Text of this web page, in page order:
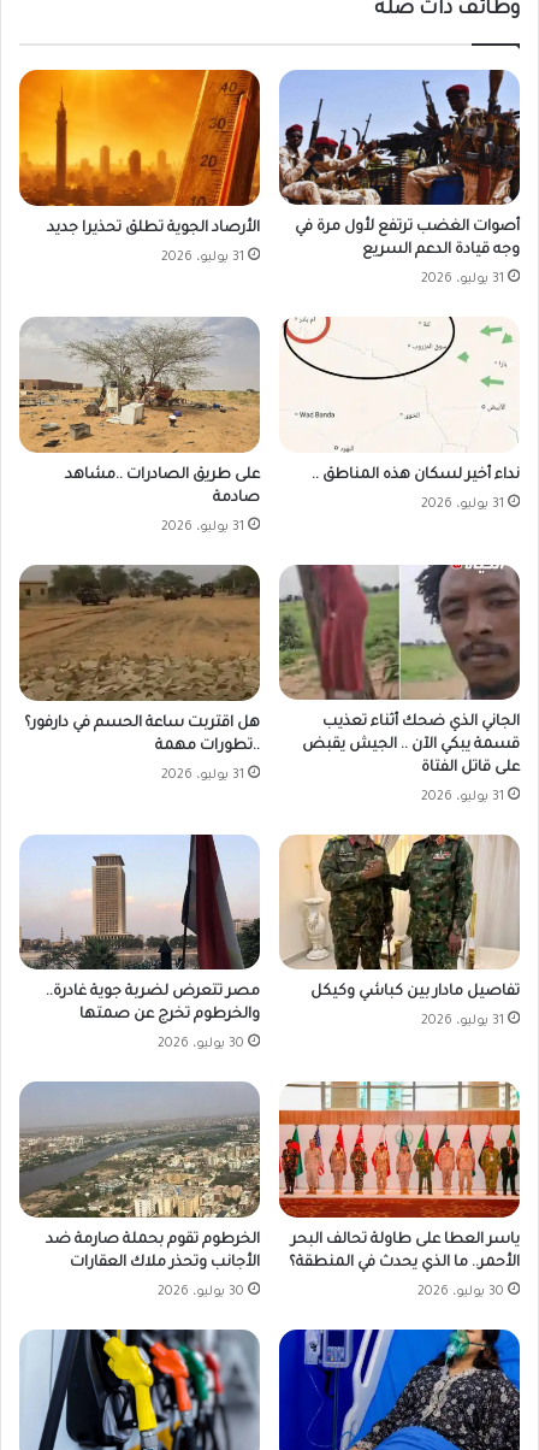
وظائف ذات صلة
أصوات الغضب ترتفع لأول مرة في
وجه قيادة الدعم السريع
31 يوليو، 2026
الأرصاد الجوية تطلق تحذيرا جديد
31 يوليو، 2026
نداء أخير لسكان هذه المناطق ..
31 يوليو، 2026
على طريق الصادرات ..مشاهد
صادمة
31 يوليو، 2026
الجاني الذي ضحك أثناء تعذيب
قسمة يبكي الآن .. الجيش يقبض
على قاتل الفتاة
31 يوليو، 2026
هل اقتربت ساعة الحسم في دارفور؟
..تطورات مهمة
31 يوليو، 2026
تفاصيل مادار بين كباشي وكيكل
31 يوليو، 2026
مصر تتعرض لضربة جوية غادرة..
والخرطوم تخرج عن صمتها
30 يوليو، 2026
ياسر العطا على طاولة تحالف البحر
الأحمر.. ما الذي يحدث في المنطقة؟
30 يوليو، 2026
الخرطوم تقوم بحملة صارمة ضد
الأجانب وتحذر ملاك العقارات
30 يوليو، 2026